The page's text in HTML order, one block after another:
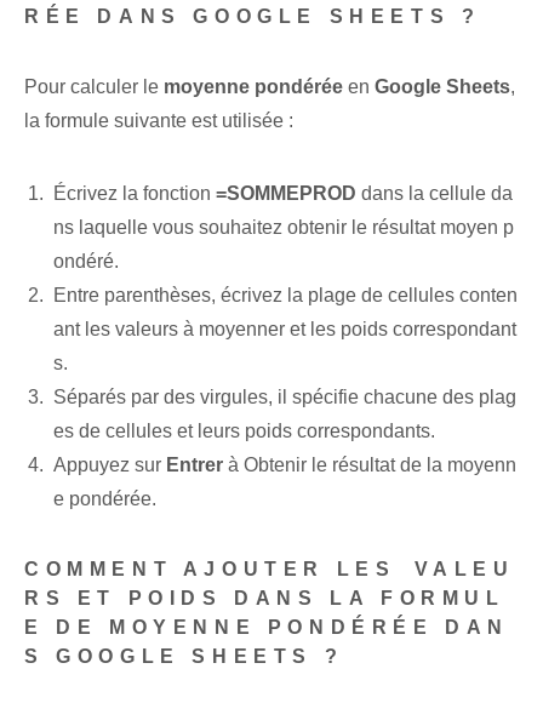
RÉE DANS GOOGLE SHEETS ?
Pour calculer le moyenne pondérée⁤ en Google Sheets,
la formule suivante est utilisée :
Écrivez la fonction =SOMMEPROD ⁢dans la⁢ cellule da
ns laquelle vous souhaitez obtenir le résultat moyen p
ondéré.
Entre parenthèses, écrivez la plage de cellules conten
ant les valeurs à moyenner et les poids correspondant
s.
Séparés par des virgules, il spécifie chacune des plag
es de cellules et leurs poids correspondants.
Appuyez sur Entrer ‍à ⁢Obtenir le résultat de la moyenn
e pondérée.
COMMENT AJOUTER LES⁤ VALEU
RS ET POIDS DANS LA FORMUL
E DE MOYENNE PONDÉRÉE DAN
S GOOGLE SHEETS ?